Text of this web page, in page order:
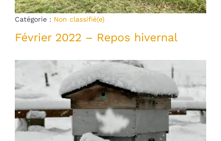
Blog
mon panier
mon compte
Français
Catégorie : Non classifié(e)
Février 2022 – Repos hivernal